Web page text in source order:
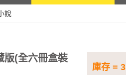
說
庫存 = 3
版(全六冊盒裝